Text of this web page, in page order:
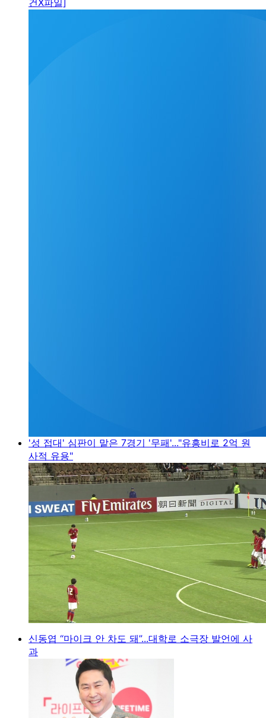
'성 접대' 심판이 맡은 7경기 '무패'..."유흥비로 2억 원
사적 유용"
신동엽 “마이크 안 차도 돼”...대학로 소극장 발언에 사
과